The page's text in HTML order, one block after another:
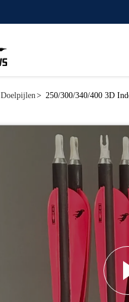
Doelpijlen> 250/300/340/400 3D